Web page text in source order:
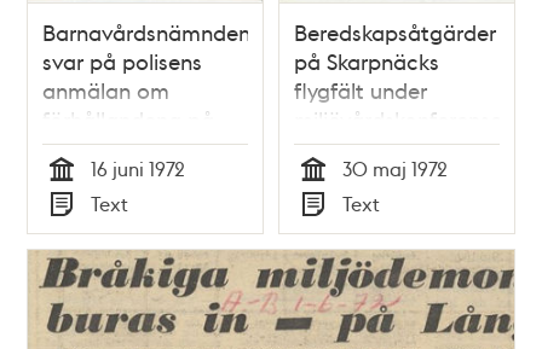
Barnavårdsnämndens
svar på polisens
anmälan om
förhållandena på
Skarpnäcks flygplats
under
miljövårdskonferensen
1972
Tid
16 juni 1972
Typ
Text
Beredskapsåtgärder
på Skarpnäcks
flygfält under
miljövårdskonferensen
i Stockholm 1972
Tid
30 maj 1972
Typ
Text